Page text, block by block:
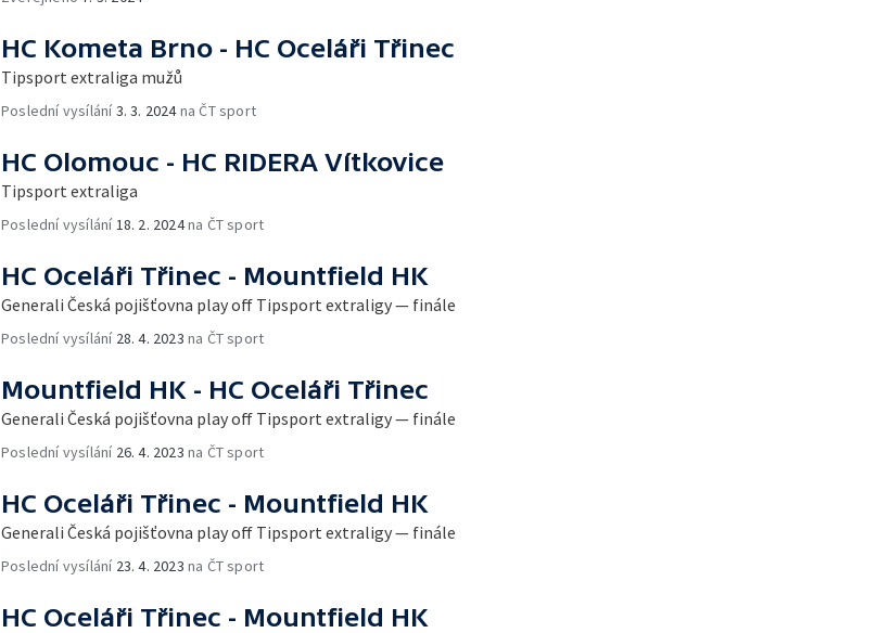
HC Kometa Brno - HC Oceláři Třinec
Tipsport extraliga mužů
Poslední vysílání3. 3. 2024na ČT sport
HC Olomouc - HC RIDERA Vítkovice
Tipsport extraliga
Poslední vysílání 18. 2. 2024na ČT sport
HC Oceláři Třinec - Mountfield HK
Generali Česká pojišťovna play off Tipsport extraligy — finále
Poslední vysílání 28. 4. 2023 na ČT sport
Mountfield HK - HC Oceláři Třinec
Generali Česká pojišťovna play off Tipsport extraligy — finále
Poslední vysílání 26. 4. 2023 na ČT sport
HC Oceláři Třinec - Mountfield HK
Generali Česká pojišťovna play off Tipsport extraligy — finále
Poslední vysílání 23. 4. 2023 na ČT sport
HC Oceláři Třinec - Mountfield HK